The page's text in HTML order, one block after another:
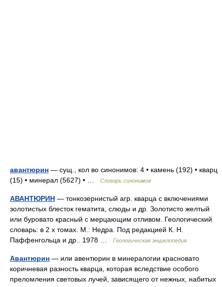
авантюрин — сущ., кол во синонимов: 4 • камень (192) • кварц
(15) • минерал (5627) • …
Словарь синонимов
АВАНТЮРИН — тонкозернистый агр. кварца с включениями
золотистых блесток гематита, слюды и др. Золотисто желтый
или буровато красный с мерцающим отливом. Геологический
словарь: в 2 х томах. М.: Недра. Под редакцией К. Н.
Паффенгольца и др.. 1978 …
Геологическая энциклопедия
Авантюрин — или авентюрин в минералогии красновато
коричневая разность кварца, которая вследствие особого
преломления световых лучей, зависящего от нежных, набитых